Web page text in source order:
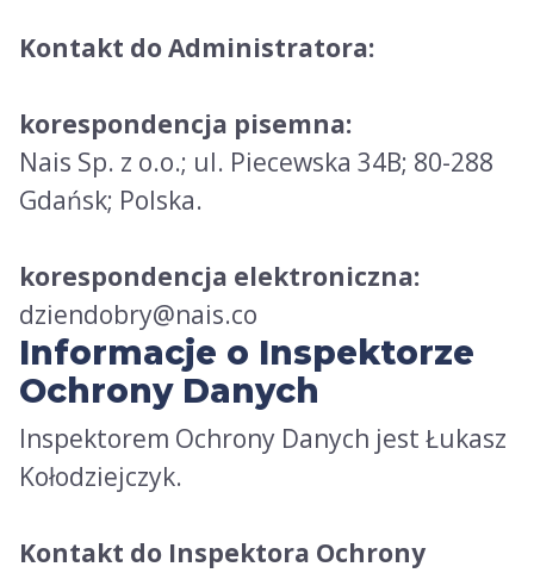
Kontakt do Administratora:
korespondencja pisemna:
Nais Sp. z o.o.; ul. Piecewska 34B; 80-288
Gdańsk; Polska.
korespondencja elektroniczna:
dziendobry@nais.co
Informacje o Inspektorze
Ochrony Danych
Inspektorem Ochrony Danych jest Łukasz
Kołodziejczyk.
Kontakt do Inspektora Ochrony